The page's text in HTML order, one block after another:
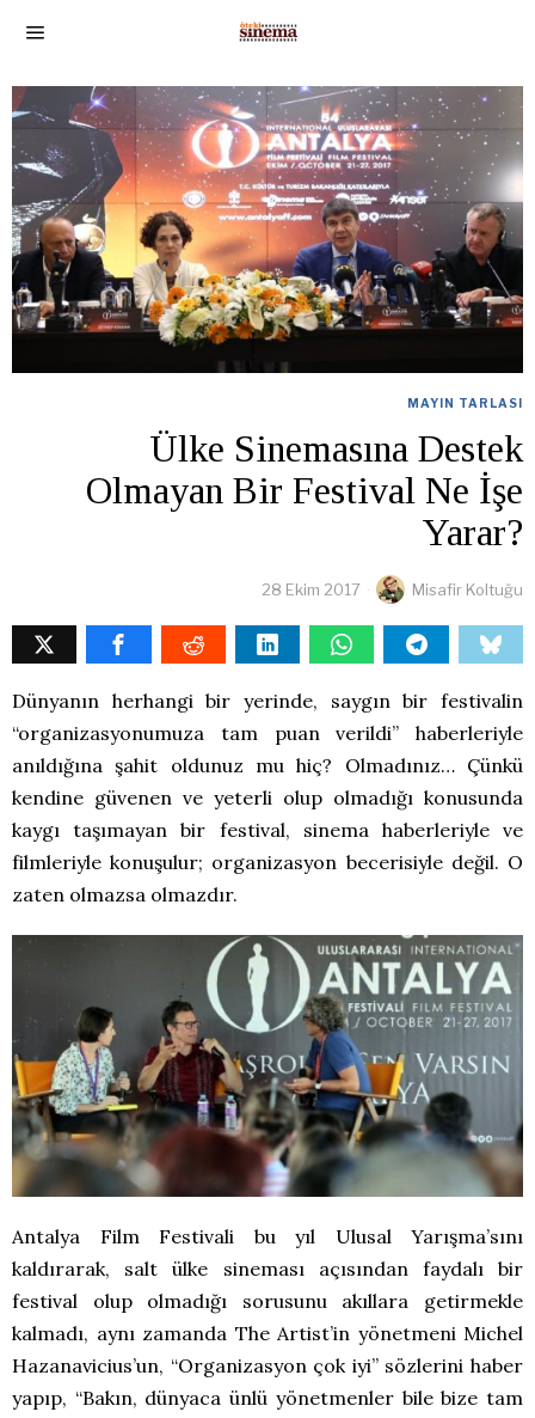
MAYIN TARLASI
Ülke Sinemasına Destek
Olmayan Bir Festival Ne İşe
Yarar?
28 Ekim 2017 Misafir Koltuğu
Dünyanın herhangi bir yerinde, saygın bir festivalin
“organizasyonumuza tam puan verildi” haberleriyle
anıldığına şahit oldunuz mu hiç? Olmadınız… Çünkü
kendine güvenen ve yeterli olup olmadığı konusunda
kaygı taşımayan bir festival, sinema haberleriyle ve
filmleriyle konuşulur; organizasyon becerisiyle değil. O
zaten olmazsa olmazdır.
Antalya Film Festivali bu yıl Ulusal Yarışma’sını
kaldırarak, salt ülke sineması açısından faydalı bir
festival olup olmadığı sorusunu akıllara getirmekle
kalmadı, aynı zamanda The Artist’in yönetmeni Michel
Hazanavicius’un, “Organizasyon çok iyi” sözlerini haber
yapıp, “Bakın, dünyaca ünlü yönetmenler bile bize tam